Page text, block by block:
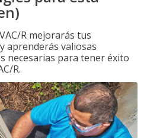
R mejorarás tus
aprenderás valiosas
necesarias para tener éxito
R.